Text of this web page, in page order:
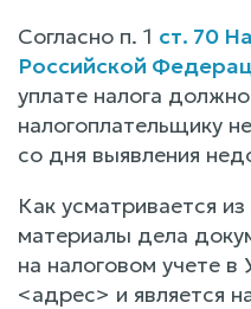
Согласно п. 1 ст. 70
Российской
уплате налога
налогоплательщику
со дня выявления
Как усматривается
материалы дела
на налоговом учете
<адрес> и является